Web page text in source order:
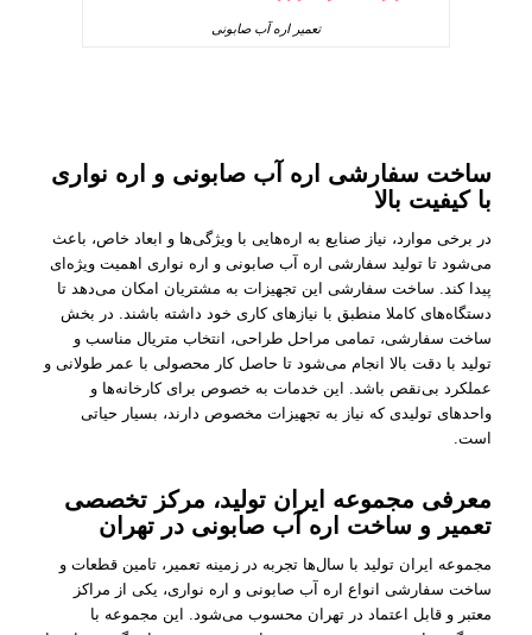
تعمیر اره آب صابونی
ساخت سفارشی اره آب صابونی و اره نواری
با کیفیت بالا
در برخی موارد، نیاز صنایع به اره‌هایی با ویژگی‌ها و ابعاد خاص، باعث
می‌شود تا تولید سفارشی اره آب صابونی و اره نواری اهمیت ویژه‌ای
پیدا کند. ساخت سفارشی این تجهیزات به مشتریان امکان می‌دهد تا
دستگاه‌های کاملا منطبق با نیازهای کاری خود داشته باشند. در بخش
ساخت سفارشی، تمامی مراحل طراحی، انتخاب متریال مناسب و
تولید با دقت بالا انجام می‌شود تا حاصل کار محصولی با عمر طولانی و
عملکرد بی‌نقص باشد. این خدمات به خصوص برای کارخانه‌ها و
واحدهای تولیدی که نیاز به تجهیزات مخصوص دارند، بسیار حیاتی
است.
معرفی مجموعه ایران تولید، مرکز تخصصی
تعمیر و ساخت اره آب صابونی در تهران
مجموعه ایران تولید با سال‌ها تجربه در زمینه تعمیر، تامین قطعات و
ساخت سفارشی انواع اره آب صابونی و اره نواری، یکی از مراکز
معتبر و قابل اعتماد در تهران محسوب می‌شود. این مجموعه با